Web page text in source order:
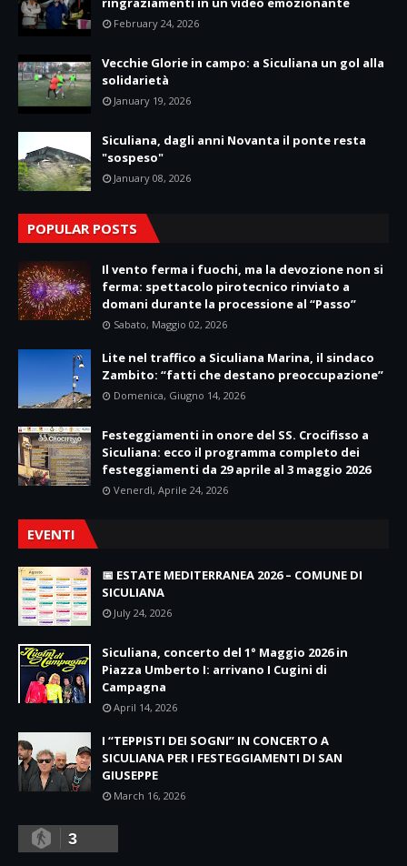
February 24, 2026
Vecchie Glorie in campo: a Siculiana un gol alla
solidarietà
January 19, 2026
Siculiana, dagli anni Novanta il ponte resta
"sospeso"
January 08, 2026
POPULAR POSTS
Il vento ferma i fuochi, ma la devozione non si
ferma: spettacolo pirotecnico rinviato a
domani durante la processione al “Passo”
Sabato, Maggio 02, 2026
Lite nel traffico a Siculiana Marina, il sindaco
Zambito: “fatti che destano preoccupazione”
Domenica, Giugno 14, 2026
Festeggiamenti in onore del SS. Crocifisso a
Siculiana: ecco il programma completo dei
festeggiamenti da 29 aprile al 3 maggio 2026
Venerdì, Aprile 24, 2026
EVENTI
📅 ESTATE MEDITERRANEA 2026 – COMUNE DI
SICULIANA
July 24, 2026
Siculiana, concerto del 1° Maggio 2026 in
Piazza Umberto I: arrivano I Cugini di
Campagna
April 14, 2026
I “TEPPISTI DEI SOGNI” IN CONCERTO A
SICULIANA PER I FESTEGGIAMENTI DI SAN
GIUSEPPE
March 16, 2026
3